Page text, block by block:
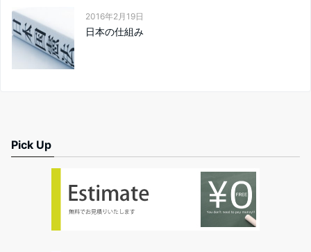
2016年2月19日
日本の仕組み
Pick Up